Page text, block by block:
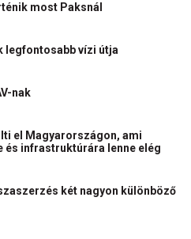
most Paksnál
legfontosabb vízi útja
nak
el Magyarországon, ami
és infrastruktúrára lenne elég
két nagyon különböző